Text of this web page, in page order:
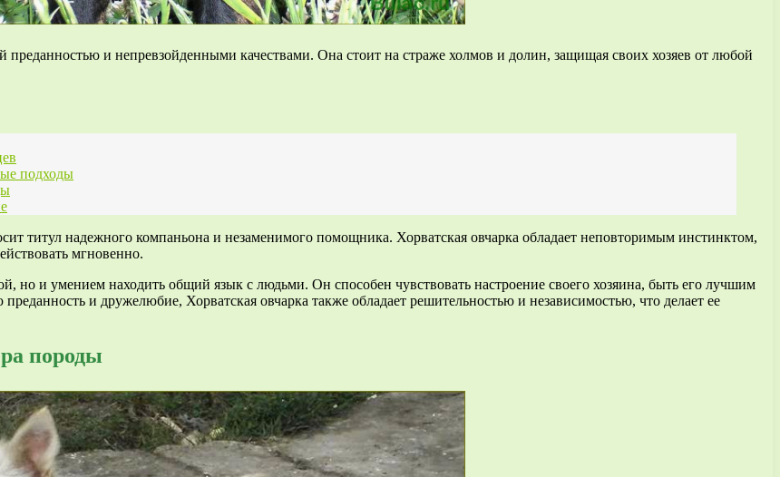
и непревзойденными качествами. Она стоит на страже холмов и долин, защищая своих хозяев от любой
подходы
титул надежного компаньона и незаменимого помощника. Хорватская овчарка обладает неповторимым инстинктом,
мгновенно.
но и умением находить общий язык с людьми. Он способен чувствовать настроение своего хозяина, быть его лучшим
и дружелюбие, Хорватская овчарка также обладает решительностью и независимостью, что делает ее
породы